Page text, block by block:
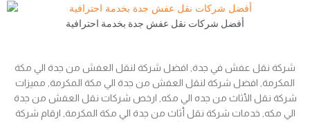
أفضل شركات نقل عفش جدة بخدمة احترافية
شركة نقل عفش في جدة, افضل شركة لنقل العفش من جدة الي مكة
المكرمة, افضل شركة لنقل العفش من جدة الي مكة المكرمة, مميزات
شركة نقل الأثاث من جده الي مكه, ارخص شركات نقل العفش من جدة
الي مكه, خدمات شركة نقل أثاث من جدة الي مكة المكرمة, ارقام شركة